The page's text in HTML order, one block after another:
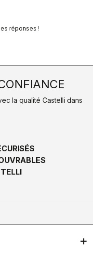
réponses !
la qualité Castelli dans